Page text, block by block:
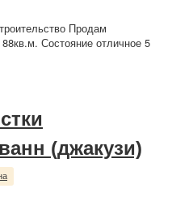
Продам
Состояние отличное 5
(джакузи)